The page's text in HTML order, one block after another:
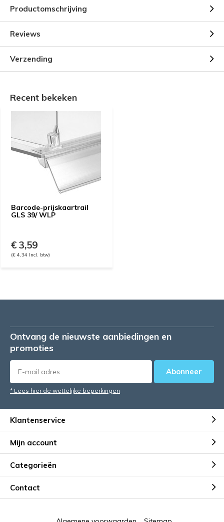
Productomschrijving
Reviews
Verzending
Recent bekeken
Barcode-prijskaartrail
GLS 39/ WLP
€ 3,59
(€ 4,34 Incl. btw)
Ontvang de nieuwste aanbiedingen en
promoties
Abonneer
* Lees hier de wettelijke beperkingen
Klantenservice
Mijn account
Categorieën
Contact